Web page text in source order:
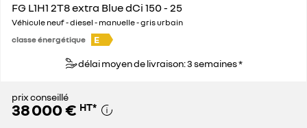
FG L1H1 2T8 extra Blue dCi 150 - 25
Véhicule neuf - diesel - manuelle - gris urbain
classe énergétique
E
délai moyen de livraison: 3 semaines *
prix conseillé
38 000 € HT*